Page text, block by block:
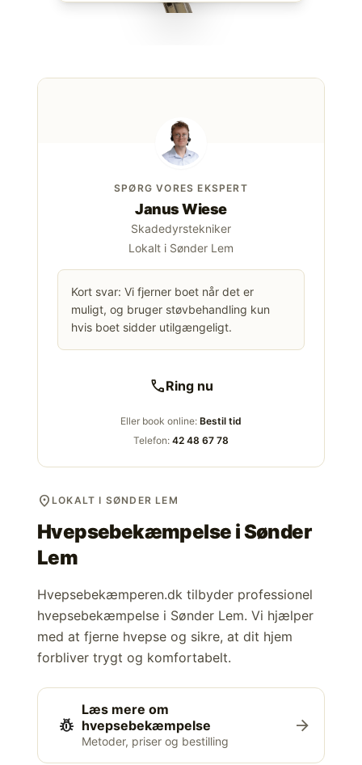
SPØRG VORES EKSPERT
Janus Wiese
Skadedyrstekniker
Lokalt i Sønder Lem
Kort svar: Vi fjerner boet når det er
muligt, og bruger støvbehandling kun
hvis boet sidder utilgængeligt.
callRing nu
Eller book online: Bestil tid
Telefon: 42 48 67 78
location_on LOKALT I SØNDER LEM
Hvepsebekæmpelse iSønder
Lem
Hvepsebekæmperen.dk tilbyder professionel
hvepsebekæmpelse i Sønder Lem. Vi hjælper
med at fjerne hvepse og sikre, at dit hjem
forbliver trygt og komfortabelt.
pest_control
Læs mere om
hvepsebekæmpelse
Metoder, priser og bestilling
arrow_forward